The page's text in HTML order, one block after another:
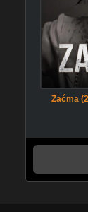
Zaćma